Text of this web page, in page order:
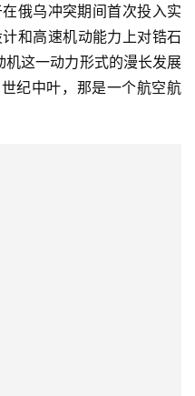
俄乌冲突期间首次投入实
和高速机动能力上对锆石
这一动力形式的漫长发展
纪中叶，那是一个航空航